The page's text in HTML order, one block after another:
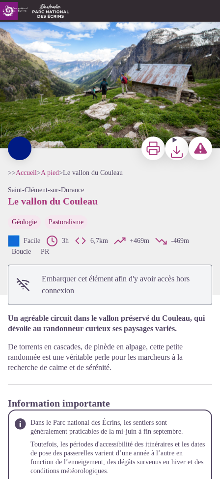
Le vallon du Couleau
ImprimerTéléchargerSignaler
>>Accueil>A pied>Le vallon du Couleau
Saint-Clément-sur-Durance
Le vallon du Couleau
Géologie Pastoralisme
Facile 3h 6,7km +469m
-469m
Boucle
PR
Embarquer cet élément afin d'y avoir accès hors
connexion
Un agréable circuit dans le vallon préservé du Couleau, qui
dévoile au randonneur curieux ses paysages variés.
De torrents en cascades, de pinède en alpage, cette petite
randonnée est une véritable perle pour les marcheurs à la
recherche de calme et de sérénité.
Information importante
Dans le Parc national des Écrins, les sentiers sont
généralement praticables de la mi-juin à fin septembre.
Toutefois, les périodes d'accessibilité des itinéraires et les dates
de pose des passerelles varient d’une année à l’autre en
fonction de l’enneigement, des dégâts survenus en hiver et des
conditions météorologiques.